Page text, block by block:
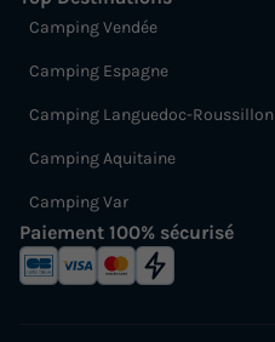
Camping Vendée
Camping Espagne
Camping Languedoc-Roussillon
Camping Aquitaine
Camping Var
Paiement 100% sécurisé